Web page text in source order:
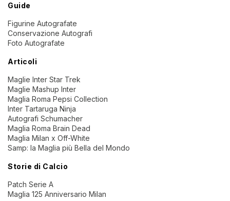
Guide
Figurine Autografate
Conservazione Autografi
Foto Autografate
Articoli
Maglie Inter Star Trek
Maglie Mashup Inter
Maglia Roma Pepsi Collection
Inter Tartaruga Ninja
Autografi Schumacher
Maglia Roma Brain Dead
Maglia Milan x Off-White
Samp: la Maglia più Bella del Mondo
Storie di Calcio
Patch Serie A
Maglia 125 Anniversario Milan